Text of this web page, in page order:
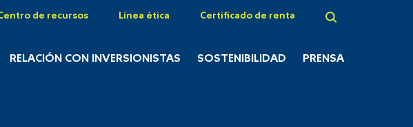
de recursos Línea ética Certificado de renta
RELACIÓN CON INVERSIONISTAS SOSTENIBILIDAD PRENSA